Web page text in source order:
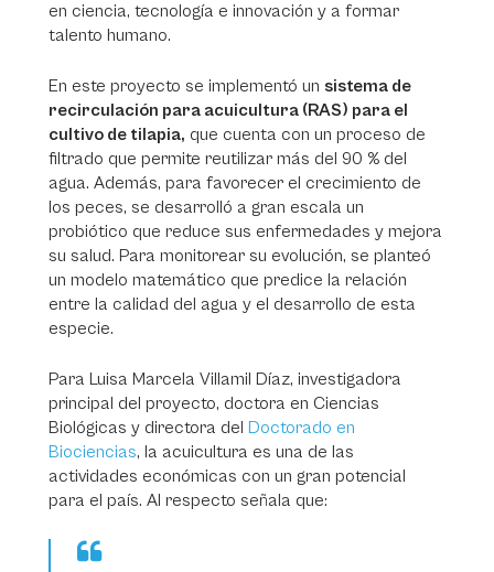
en ciencia, tecnología e innovación y a formar
talento humano.
En este proyecto se implementó un sistema de
recirculación para acuicultura (RAS) para el
cultivo de tilapia, que cuenta con un proceso de
filtrado que permite reutilizar más del 90 % del
agua. Además, para favorecer el crecimiento de
los peces, se desarrolló a gran escala un
probiótico que reduce sus enfermedades y mejora
su salud. Para monitorear su evolución, se planteó
un modelo matemático que predice la relación
entre la calidad del agua y el desarrollo de esta
especie.
Para Luisa Marcela Villamil Díaz, investigadora
principal del proyecto, doctora en Ciencias
Biológicas y directora del Doctorado en
Biociencias, la acuicultura es una de las
actividades económicas con un gran potencial
para el país. Al respecto señala que: